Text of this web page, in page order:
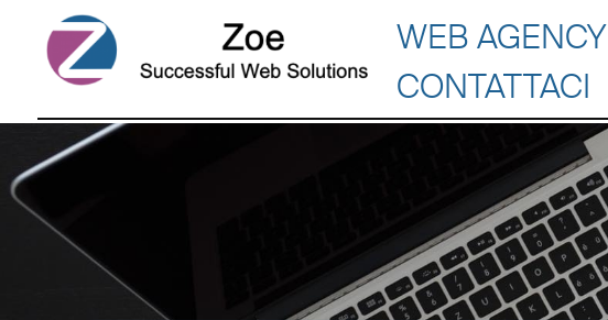
WEB AGENCY
CONTATTACI